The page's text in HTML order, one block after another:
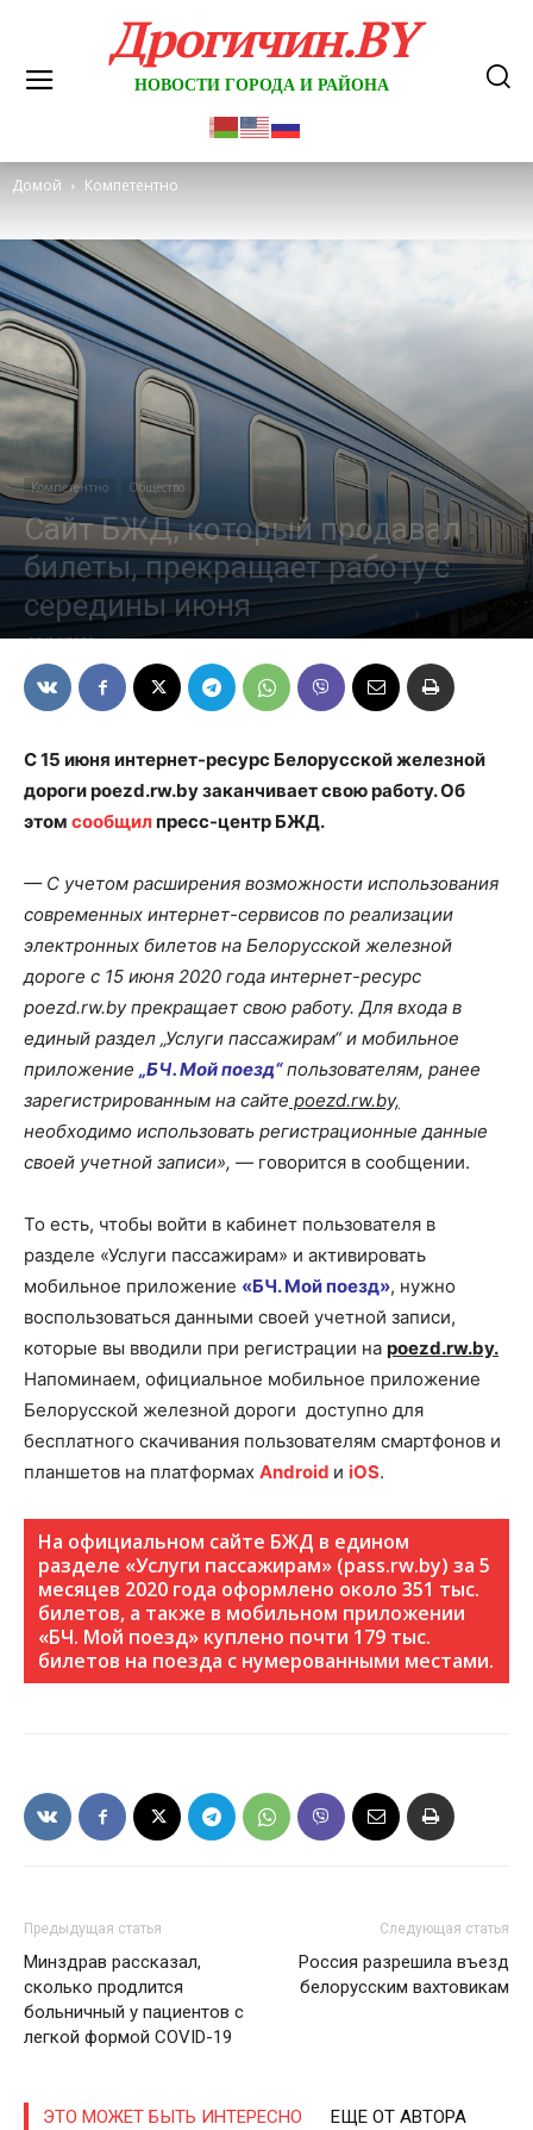
Дрогичин.BY
НОВОСТИ ГОРОДА И РАЙОНА
Домой Компетентно
Компетентно Общество
Сайт БЖД, который продавал
билеты, прекращает работу с
середины июня
02/06/2020
С 15 июня интернет-ресурс Белорусской железной
дороги poezd.rw.by заканчивает свою работу. Об
этом сообщилпресс-центр БЖД.
— С учетом расширения возможности использования
современных интернет-сервисов по реализации
электронных билетов на Белорусской железной
дороге с 15 июня 2020 года интернет-ресурс
poezd.rw.by прекращает свою работу. Для входа в
единый раздел „Услуги пассажирам“ и мобильное
приложение „БЧ. Мой поезд“пользователям, ранее
зарегистрированным на сайте poezd.rw.by,
необходимо использовать регистрационные данные
своей учетной записи», — говорится в сообщении.
То есть, чтобы войти в кабинет пользователя в
разделе «Услуги пассажирам» и активировать
мобильное приложение «БЧ. Мой поезд», нужно
воспользоваться данными своей учетной записи,
которые вы вводили при регистрации на poezd.rw.by.
Напоминаем, официальное мобильное приложение
Белорусской железной дороги доступно для
бесплатного скачивания пользователям смартфонов и
планшетов на платформах Android и iOS.
На официальном сайте БЖД в едином
разделе «Услуги пассажирам» (pass.rw.by) за 5
месяцев 2020 года оформлено около 351 тыс.
билетов, а также в мобильном приложении
«БЧ. Мой поезд» куплено почти 179 тыс.
билетов на поезда с нумерованными местами.
Предыдущая статья
Минздрав рассказал,
сколько продлится
больничный у пациентов с
легкой формой COVID-19
Следующая статья
Россия разрешила въезд
белорусским вахтовикам
ЭТО МОЖЕТ БЫТЬ ИНТЕРЕСНО ЕЩЕ ОТ АВТОРА